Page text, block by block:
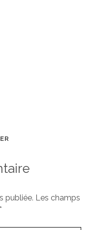
publiée. Les champs
*